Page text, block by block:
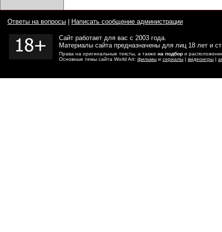
Ответы на вопросы Написать сообщение администрации
Сайт работает для вас с 2003 года.
Материалы сайта предназначены для лиц 18 лет и
Права на оригинальные тексты, а также на подбор и
Основные темы сайта World Art: фильмы и сериалы | видеоигры |